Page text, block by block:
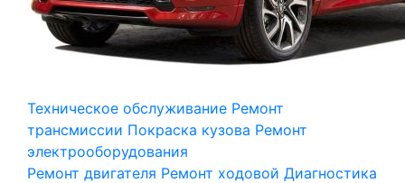
Техническое обслуживание Ремонт
трансмиссии Покраска кузова Ремонт
электрооборудования
Ремонт двигателя Ремонт ходовой Диагностика